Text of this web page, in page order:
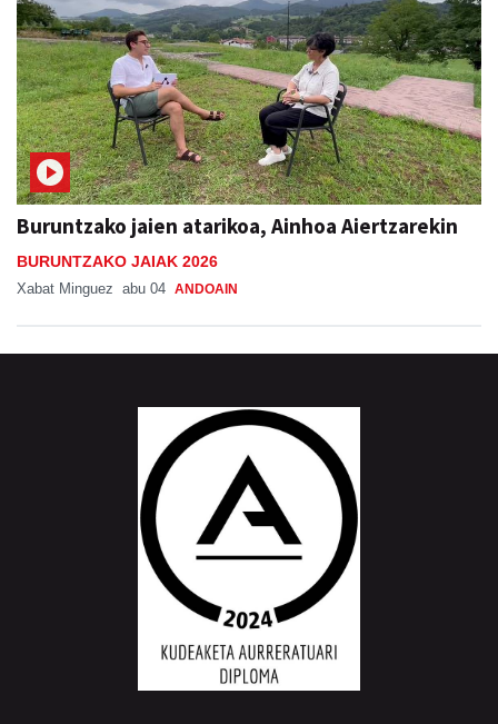
Buruntzako jaien atarikoa, Ainhoa Aiertzarekin
BURUNTZAKO JAIAK 2026
Xabat Minguez abu 04 ANDOAIN